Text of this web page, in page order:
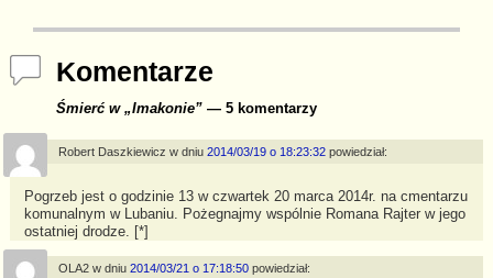
c
e
b
o
o
k
p
y
Li
n
k
ar
e
Komentarze
Śmierć w „Imakonie”— 5 komentarzy
Robert Daszkiewicz w dniu 2014/03/19 o 18:23:32 powiedział:
Pogrzeb jest o godzinie 13 w czwartek 20 marca 2014r. na cmentarzu
komunalnym w Lubaniu. Pożegnajmy wspólnie Romana Rajter w jego
ostatniej drodze. [*]
OLA2w dniu 2014/03/21 o 17:18:50 powiedział: